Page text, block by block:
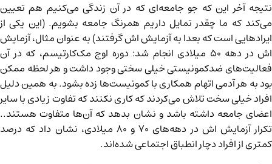
نتیجه آخر این که جو جامعه‌ای که در آن زندگی می‌کنیم هم تعیین
می‌کند که ما چقدر تمایل داریم همرنگ جامعه بشویم. (این یکی از
ایرادهایی است که بعدا به آزمایش اش گرفتند) به عنوان مثال، آزمایش
اش در دهه ۵۰ میلادی انجام شد: دوره اوج مک‌کارتیسم، که در آن
فعالیت‌های ضدکمونیستی خیلی سختی وجود داشت و هر لحظه ممکن
بود به هر آدمی اتهام همکاری با کمونیست‌ها زده بشود. به همین دلیل
افراد خیلی سخت تلاش می‌کردند که کاری نکنند که تفاوت زیادی با سایر
اعضای جامعه داشته باشد و نشان بدهد که آن‌ها متفاوت هستند..
تکرار آزمایش اش در دهه‌های ۷۰ و ۸۰ میلادی، نشان داد که درصد
کمتری از افراد دچار انطباق اجتماعی شده‌اند.